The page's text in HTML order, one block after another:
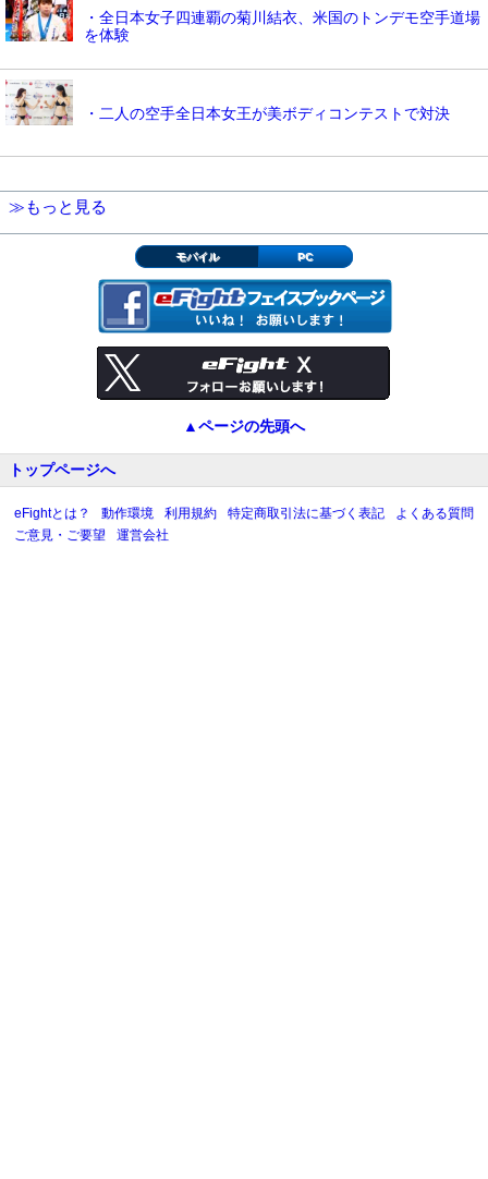
・全日本女子四連覇の菊川結衣、米国のトンデモ空手道場
を体験
・二人の空手全日本女王が美ボディコンテストで対決
≫もっと見る
モバイル PC
▲ページの先頭へ
トップページへ
eFightとは？ 動作環境 利用規約 特定商取引法に基づく表記
よくある質問
ご意見・ご要望
運営会社